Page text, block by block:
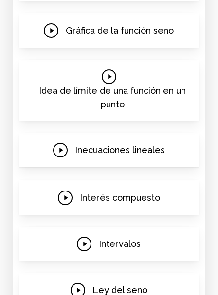
Play
Gráfica de la función seno
Play
Video
Idea de límite de una función en un
punto
Play
Inecuaciones lineales
Play
Interés compuesto
Play
Intervalos
Play Ley del seno